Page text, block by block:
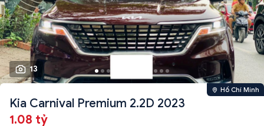
13
Hồ Chí Minh
Kia Carnival Premium 2.2D 2023
1.08 tỷ